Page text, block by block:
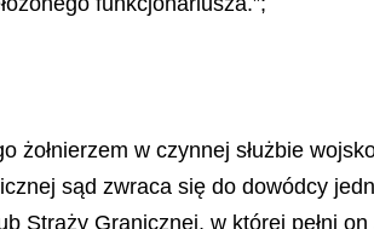
żołnierzem w czynnej służbie
sąd zwraca się do dowódcy
Granicznej, w której pełni on